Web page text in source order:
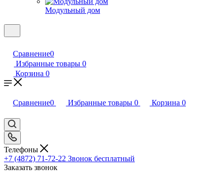
Модульный дом
Сравнение0
Избранные товары 0
Корзина 0
Сравнение0 Избранные товары 0 Корзина 0
Телефоны
+7 (4872) 71-72-22 Звонок бесплатный
Заказать звонок